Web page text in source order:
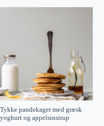
Tykke pandekager med græsk
yoghurt og appelsinsirup